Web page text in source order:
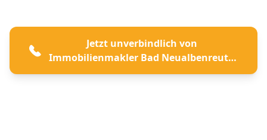
Jetzt unverbindlich von
Immobilienmakler Bad Neualbenreuth
beraten lassen